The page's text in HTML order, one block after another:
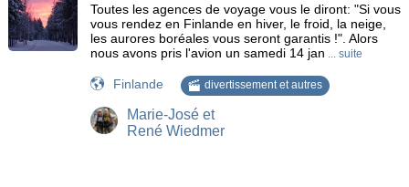
Toutes les agences de voyage vous le diront: "Si vous
vous rendez en Finlande en hiver, le froid, la neige,
les aurores boréales vous seront garantis !". Alors
nous avons pris l'avion un samedi 14 jan ... suite
Finlande divertissement et autres
Marie-José et
René Wiedmer